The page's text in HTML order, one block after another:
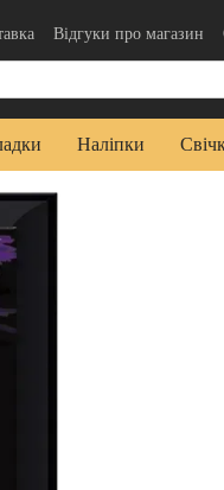
Відгуки про магазин
користувача
Публічна
Наліпки